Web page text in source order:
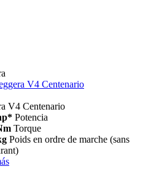
V4 Centenario
V4 Centenario
Potencia
Torque
Poids en ordre de marche (sans